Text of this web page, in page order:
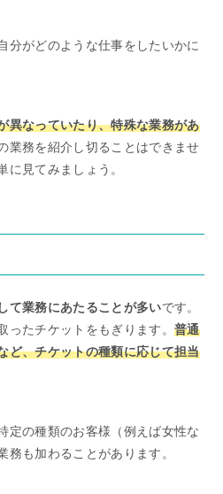
分がどのような仕事をしたいかに
異なっていたり、特殊な業務があ
業務を紹介し切ることはできませ
に見てみましょう。
て業務にあたることが多いです。
ったチケットをもぎります。普通
ど、チケットの種類に応じて担当
定の種類のお客様（例えば女性な
務も加わることがあります。